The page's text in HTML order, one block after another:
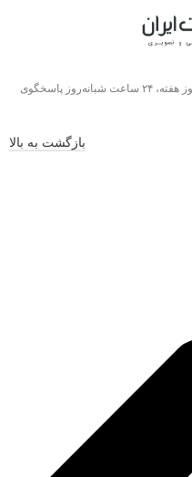
هفت روز هفته، ۲۴ ساعت شبانه‌روز پاسخگوی
بازگشت به بالا